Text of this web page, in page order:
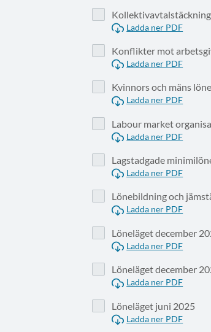
Ladda ner PDF
Konflikter mot
Ladda ner PDF
Kvinnors och mäns
Ladda ner PDF
Labour market
Ladda ner PDF
Lagstadgade
Ladda ner PDF
Lönebildning och
Ladda ner PDF
Löneläget december
Ladda ner PDF
Löneläget december
Ladda ner PDF
Löneläget juni 2025
Ladda ner PDF